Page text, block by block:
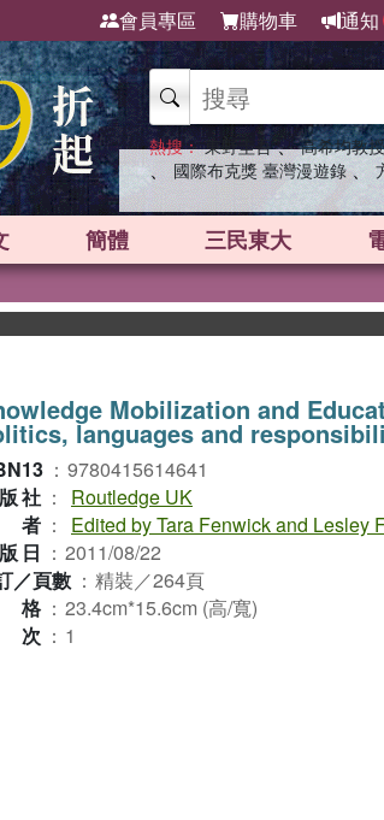
會員專區 購物車 通知
熱搜： 東野圭吾 、 高希均教
、 國際布克獎 臺灣漫遊錄 、
簡體 三民東大
Mobilization and
languages and
： 9780415614641
社 ：
Routledge UK
者 ：
Edited by Tara Fenwick and Lesley
日 ： 2011/08/22
／頁數 ： 精裝／264頁
格 ： 23.4cm*15.6cm (高/寬)
次 ： 1